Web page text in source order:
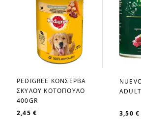
favorite_border
PEDIGREE ΚΟΝΣΕΡΒΑ
ΣΚΥΛΟΥ ΚΟΤΟΠΟΥΛΟ
400GR
2,45 €
3,50 €